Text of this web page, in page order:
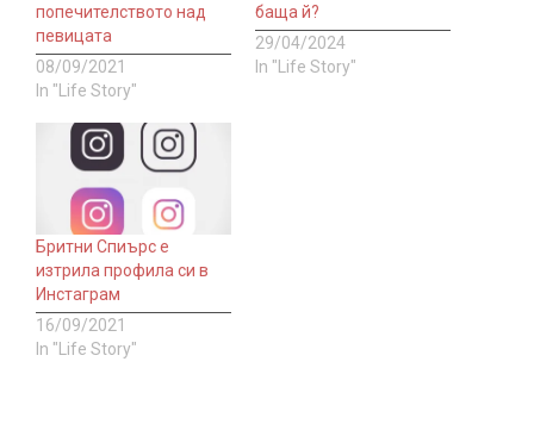
попечителството над
певицата
08/09/2021
In "Life Story"
баща й?
29/04/2024
In "Life Story"
Бритни Спиърс e
изтрила профила си в
Инстаграм
16/09/2021
In "Life Story"